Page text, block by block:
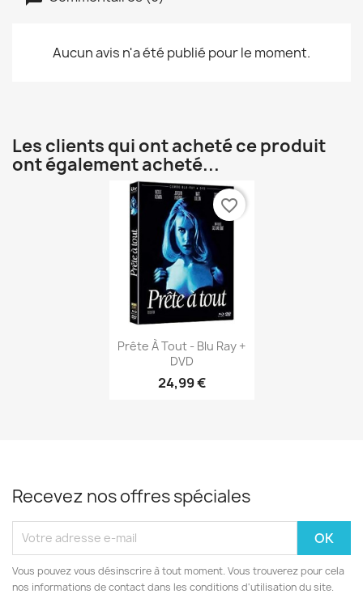
Aucun avis n'a été publié pour le moment.
Les clients qui ont acheté ce produit
ont également acheté...
Aperçu rapide
Prête À Tout - Blu Ray +
DVD
24,99 €
favorite_border
Recevez nos offres spéciales
Vous pouvez vous désinscrire à tout moment. Vous trouverez pour cela
nos informations de contact dans les conditions d'utilisation du site.
Annuler Créer une liste